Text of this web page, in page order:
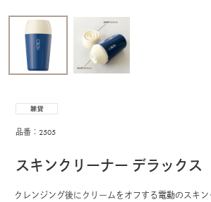
品番：2505
スキンクリーナー デラックス
クレンジング後にクリームをオフする電動のスキン